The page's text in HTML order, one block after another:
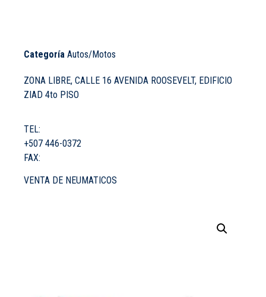
Categoría Autos/Motos
ZONA LIBRE, CALLE 16 AVENIDA ROOSEVELT, EDIFICIO
ZIAD 4to PISO
TEL:
+507 446-0372
FAX:
VENTA DE NEUMATICOS